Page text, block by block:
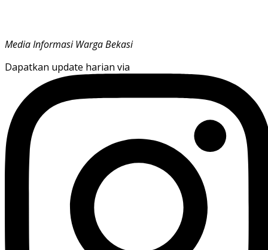
Media Informasi Warga Bekasi
Dapatkan update harian via